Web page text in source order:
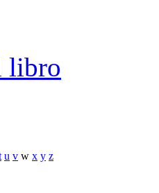
libro
u v w x y z